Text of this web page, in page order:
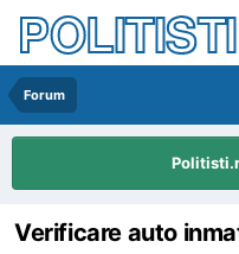
Forum
Verificare auto